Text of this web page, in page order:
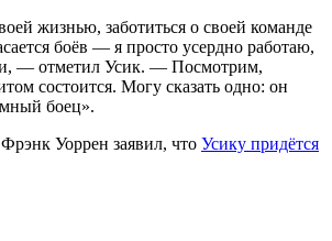
жизнью, заботиться о своей команде
боёв — я просто усердно работаю,
— отметил Усик. — Посмотрим,
состоится. Могу сказать одно: он
боец».
Уоррен заявил, что Усику придётся